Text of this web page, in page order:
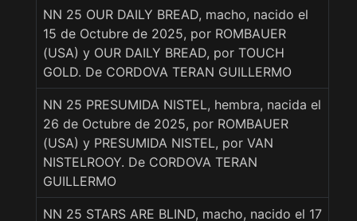
NN 25 OUR DAILY BREAD, macho, nacido el
15 de Octubre de 2025, por ROMBAUER
(USA) y OUR DAILY BREAD, por TOUCH
GOLD. De CORDOVA TERAN GUILLERMO
NN 25 PRESUMIDA NISTEL, hembra, nacida el
26 de Octubre de 2025, por ROMBAUER
(USA) y PRESUMIDA NISTEL, por VAN
NISTELROOY. De CORDOVA TERAN
GUILLERMO
NN 25 STARS ARE BLIND, macho, nacido el 17